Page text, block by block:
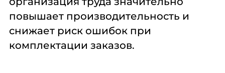
повышает производительность и
снижает риск ошибок при
комплектации заказов.